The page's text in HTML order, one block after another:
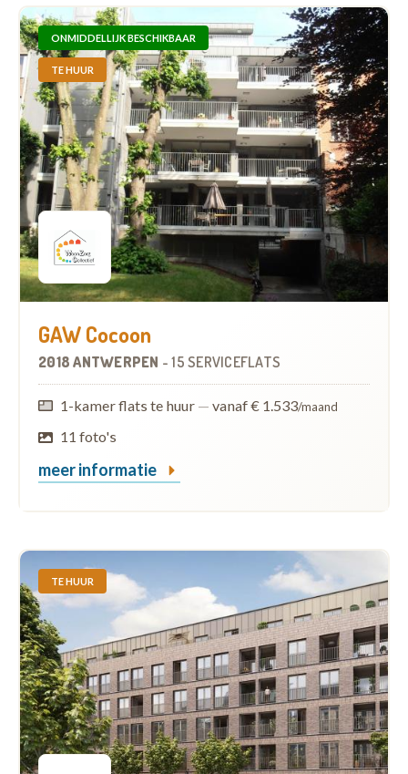
ONMIDDELLIJK BESCHIKBAAR
TE HUUR
GAW Cocoon
2018 ANTWERPEN -15 SERVICEFLATS
1-kamer flats te huur — vanaf € 1.533/maand
11 foto's
meer informatie
TE HUUR